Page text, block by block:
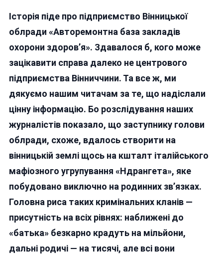
Історія піде про підприємство Вінницької
облради «Авторемонтна база закладів
охорони здоров’я». Здавалося б, кого може
зацікавити справа далеко не центрового
підприємства Вінниччини. Та все ж, ми
дякуємо нашим читачам за те, що надіслали
цінну інформацію. Бо розслідування наших
журналістів показало, що заступнику голови
облради, схоже, вдалось створити на
вінницькій землі щось на кшталт італійського
мафіозного угрупування «Ндрангета», яке
побудовано виключно на родинних зв’язках.
Головна риса таких кримінальних кланів —
присутність на всіх рівнях: наближені до
«батька» безкарно крадуть на мільйони,
дальні родичі — на тисячі, але всі вони